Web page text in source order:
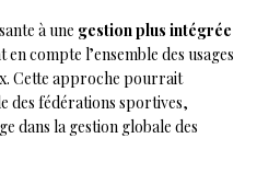
à une gestion plus intégrée
en compte l’ensemble des usages
Cette approche pourrait
des fédérations sportives,
dans la gestion globale des